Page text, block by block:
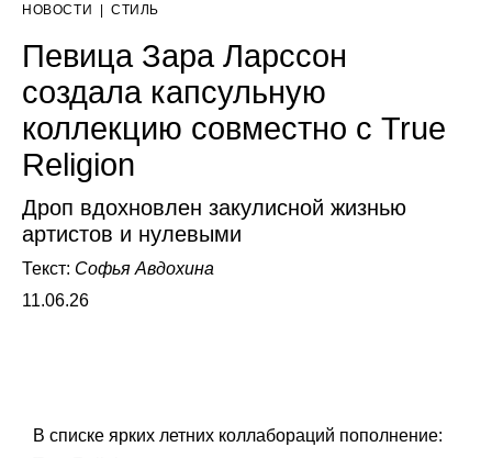
НОВОСТИ СТИЛЬ
Певица Зара Ларссон
создала капсульную
коллекцию совместно с True
Religion
Дроп вдохновлен закулисной жизнью
артистов и нулевыми
Текст: Софья Авдохина
11.06.26
В списке ярких летних коллабораций пополнение: